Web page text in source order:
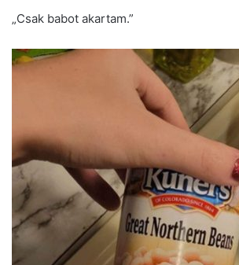
„Csak babot akartam.”